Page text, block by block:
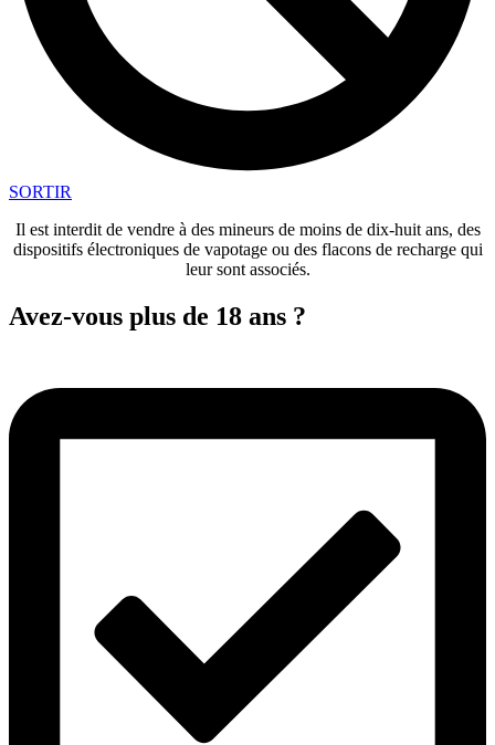
SORTIR
Il est interdit de vendre à des mineurs de moins de dix-huit ans, des
dispositifs électroniques de vapotage ou des flacons de recharge qui
leur sont associés.
Avez-vous plus de 18 ans ?